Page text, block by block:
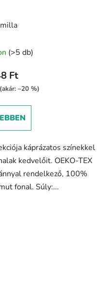
termék
átlagos
értékelése
4,6
(>5 db)
Ft
(akár: –20 %)
káprázatos színekkel
kedvelőit. OEKO-TEX
rendelkező, 100%
fonal. Súly:...